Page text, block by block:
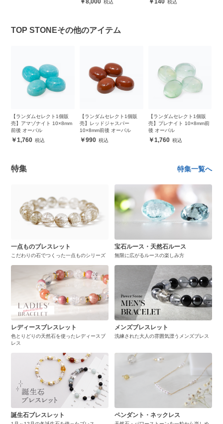
8,000 140
TOP STONEその他のアイテム
【ランダムセレクト1個販
売】アマゾナイト 10×8mm
前後 オーバル
1,760
【ランダムセレクト1個販
売】レッドジャスパー
10×8mm前後 オーバル
990
【ランダムセレクト1個販
売】プレナイト 10×8mm前
後 オーバル
1,760
特集 特集一覧へ
一点ものブレスレット
こだわりの石でつくった一点ものシリーズ
宝石ルース・天然石ルース
無限に広がるルースの楽しみ方
レディースブレスレット
色とりどりの天然石を使ったレディースブ
レス
メンズブレスレット
洗練された大人の雰囲気漂うメンズブレス
誕生石ブレスレット ペンダント・ネックレス